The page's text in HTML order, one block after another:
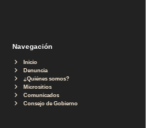
Navegación
Inicio
Denuncia
¿Quiénes somos?
Micrositios
Comunicados
Consejo de Gobierno